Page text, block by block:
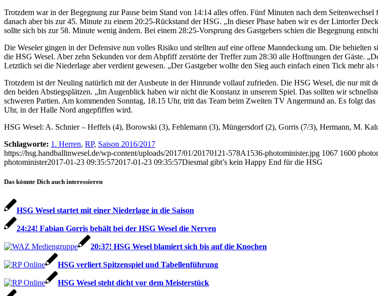
Trotzdem war in der Begegnung zur Pause beim Stand von 14:14 alles offen. Fünf Minuten nach dem
danach aber bis zur 45. Minute zu einem 20:25-Rückstand der HSG. „In dieser Phase haben wir es der Lintorfer
sollte sich bis zur 58. Minute wenig ändern. Bei einem 28:25-Vorsprung des Gastgebers schien die Begegnung
Die Weseler gingen in der Defensive nun volles Risiko und stellten auf eine offene Manndeckung um. Die
die HSG Wesel. Aber zehn Sekunden vor dem Abpfiff zerstörte der Treffer zum 28:30 alle Hoffnungen der Gäste.
Letztlich sei die Niederlage aber verdient gewesen. „Der Gastgeber wollte den Sieg auch einfach einen Tick mehr
Trotzdem ist der Neuling natürlich mit der Ausbeute in der Hinrunde vollauf zufrieden. Die HSG Wesel, die nur mit
den beiden Abstiegsplätzen. „Im Augenblick haben wir nicht die Konstanz in unserem Spiel. Das sollten wir
schweren Partien. Am kommenden Sonntag, 18.15 Uhr, tritt das Team beim Zweiten TV Angermund an. Es folgt
Uhr, in der Halle Nord angepfiffen wird.
HSG Wesel: A. Schnier – Heffels (4), Borowski (3), Fehlemann (3), Müngersdorf (2), Gorris (7/3), Hermann, M.
Schlagworte: 1. Herren, RP, Saison 2016/2017
https://hsg.handballinwesel.de/wp-content/uploads/2017/01/20170121-578A1536-photominister.jpg 1067 1600
photominister2017-01-23 09:35:572017-01-23 09:35:57Diesmal gibt’s kein Happy End für die HSG
Das könnte Dich auch interessieren
HSG We­sel star­tet mit ei­ner Nie­der­la­ge in die Sai­son
24:24! Fabian Gorris behält bei der HSG Wesel die Nerven
20:37! HSG Wesel blamiert sich bis auf die Knochen
HSG verliert Spitzenspiel und Tabellenführung
HSG Wesel steht dicht vor dem Meisterstück